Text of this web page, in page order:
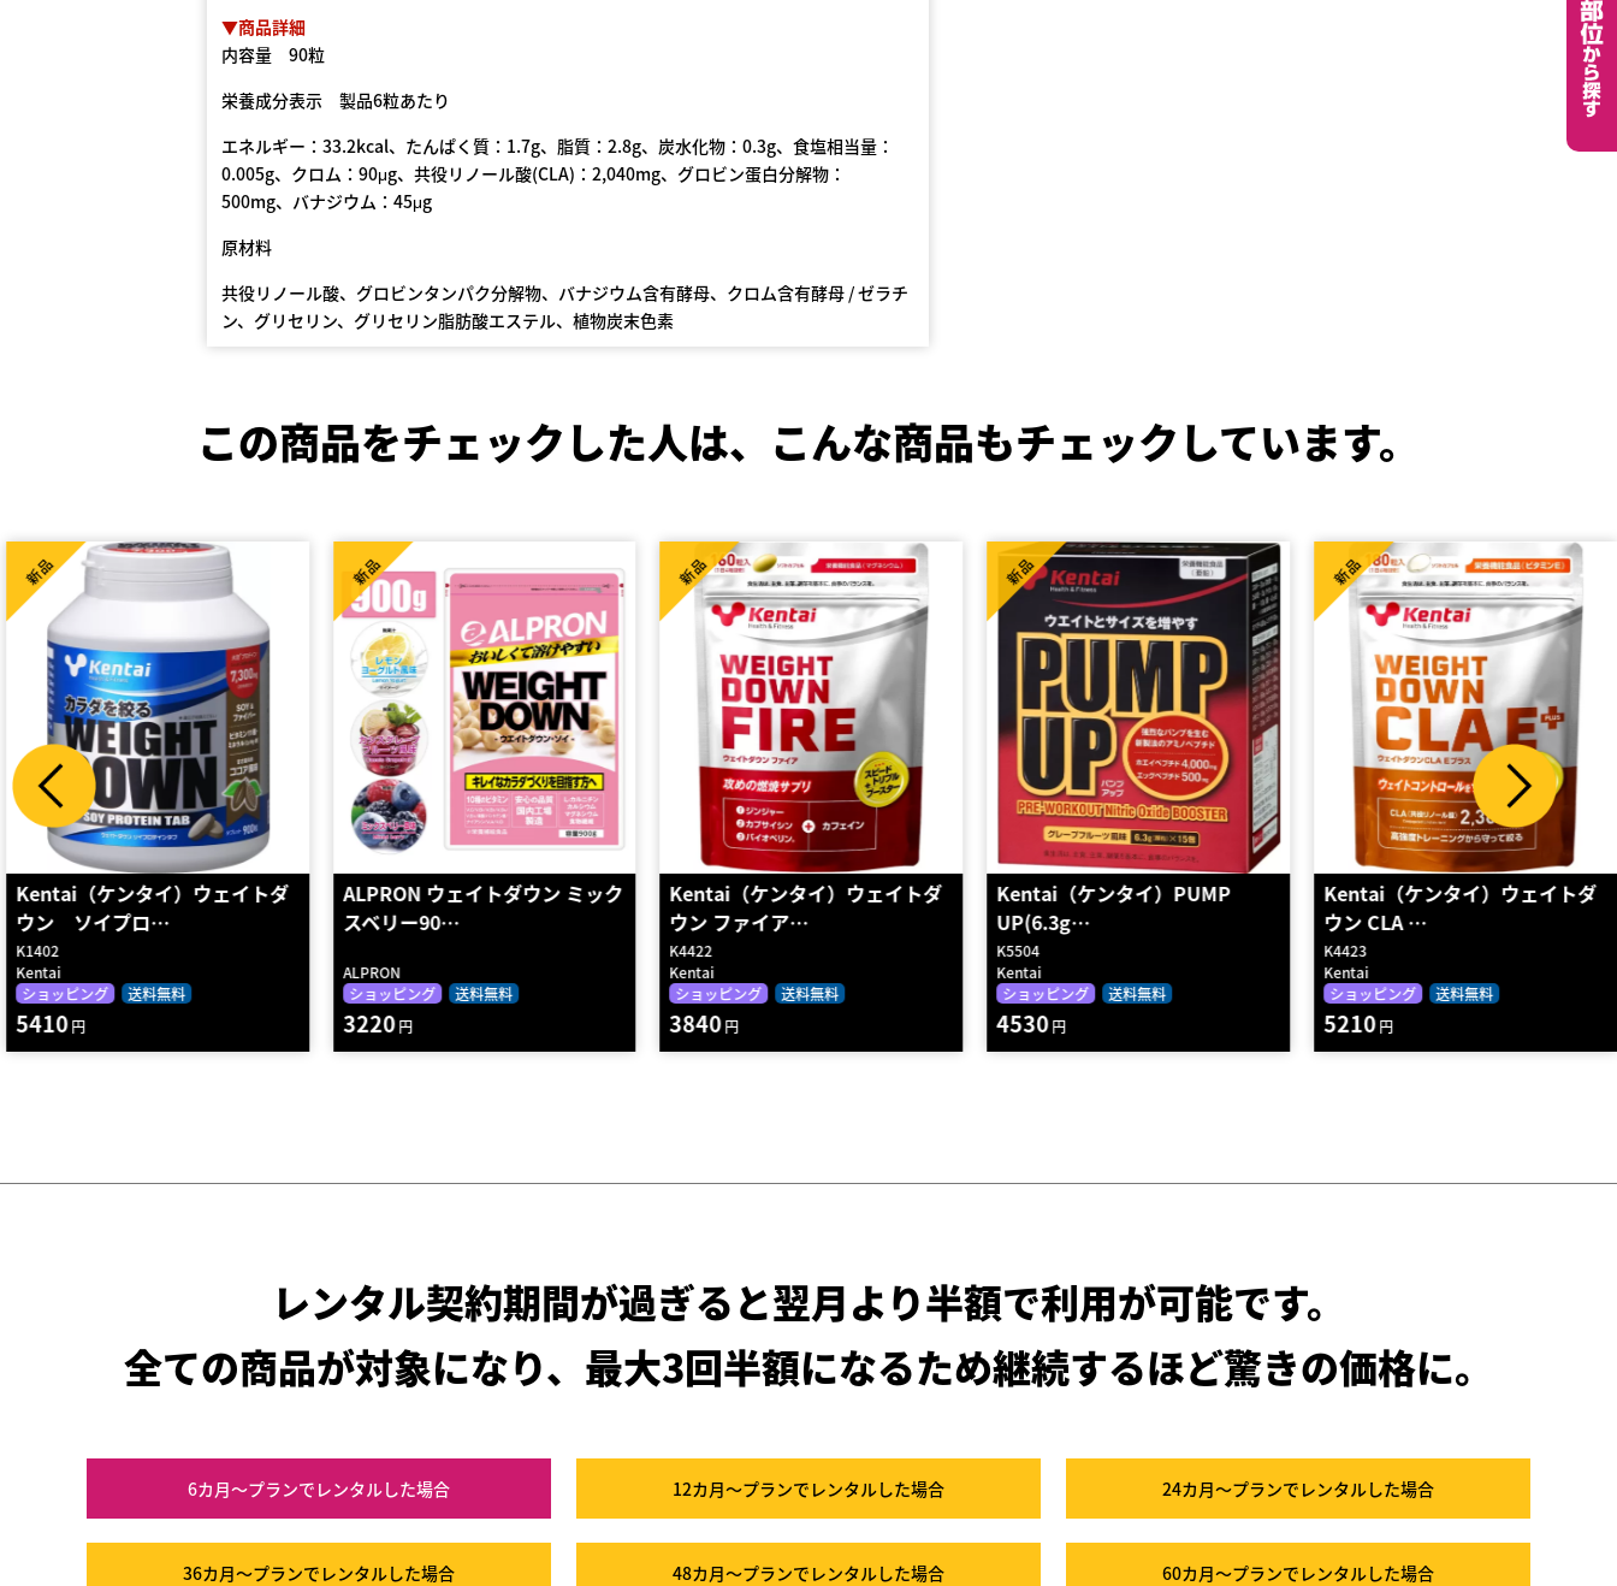
▼商品詳細
内容量 90粒
栄養成分表示 製品6粒あたり
エネルギー：33.2kcal、たんぱく質：1.7g、脂質：2.8g、炭水化物：0.3g、食塩相当量：
0.005g、クロム：90μg、共役リノール酸(CLA)：2,040mg、グロビン蛋白分解物：
500mg、バナジウム：45μg
原材料
共役リノール酸、グロビンタンパク分解物、バナジウム含有酵母、クロム含有酵母 / ゼラチ
ン、グリセリン、グリセリン脂肪酸エステル、植物炭末色素
この商品をチェックした人は、 こんな商品もチェックしています。
ALPRON ウェイトダウン ミック
スベリー90…
ALPRON
ショッピング
送料無料
新品
3220円
Kentai（ケンタイ）ウェイトダ
ウン ファイア…
Kentai
ショッピング
送料無料
新品
3840円
Kentai（ケンタイ）PUMP
UP(6.3g…
K5504
Kentai
ショッピング
送料無料
新品
4530円
Kentai（ケンタイ）ウェイトダ
ウン CLA …
K4423
Kentai
ショッピング
送料無料
新品
5210円
Kentai（ケンタイ）ウェイトダ
ウン ソイプロ…
K1402
Kentai
ショッピング
送料無料
新品
5410円
レンタル契約期間が過ぎると翌月より半額で利用が可能です。
全ての商品が対象になり、最大3回半額になるため継続するほど驚きの価格に。
6カ月～プランでレンタルした場合 12カ月～プランでレンタルした場合 24カ月～プランでレンタルした場合
36カ月～プランでレンタルした場合 48カ月～プランでレンタルした場合 60カ月～プランでレンタルした場合